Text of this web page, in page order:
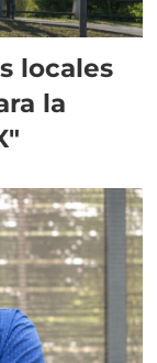
locales
la